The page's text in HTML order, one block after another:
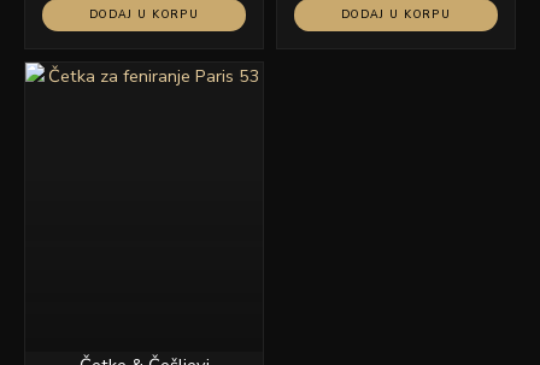
DODAJ U KORPU DODAJ U KORPU